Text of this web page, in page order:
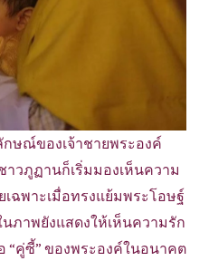
ษณ์ของเจ้าชายพระองค์
าวภูฏานก็เริ่มมองเห็นความ
เฉพาะเมื่อทรงแย้มพระโอษฐ์
ภาพยังแสดงให้เห็นความรัก
คู่ซี้” ของพระองค์ในอนาคต